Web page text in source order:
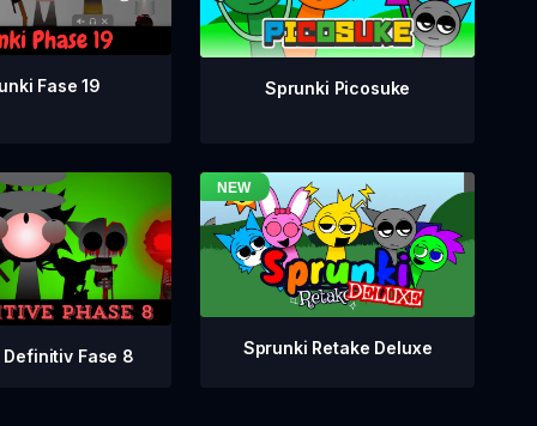
Fase 19 Sprunki Picosuke
Fase 8 Sprunki Retake Deluxe